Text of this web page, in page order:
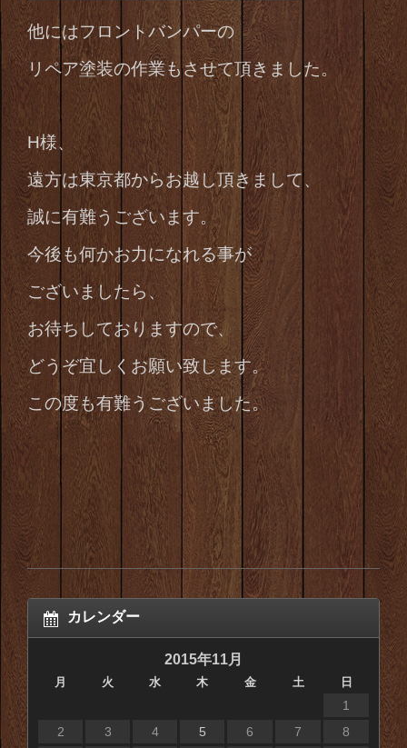
他にはフロントバンパーの
リペア塗装の作業もさせて頂きました。
H様、
遠方は東京都からお越し頂きまして、
誠に有難うございます。
今後も何かお力になれる事が
ございましたら、
お待ちしておりますので、
どうぞ宜しくお願い致します。
この度も有難うございました。
カレンダー
2015年11月
月 火 水 木 金 土 日
1
2
3 4 5 6 7
8